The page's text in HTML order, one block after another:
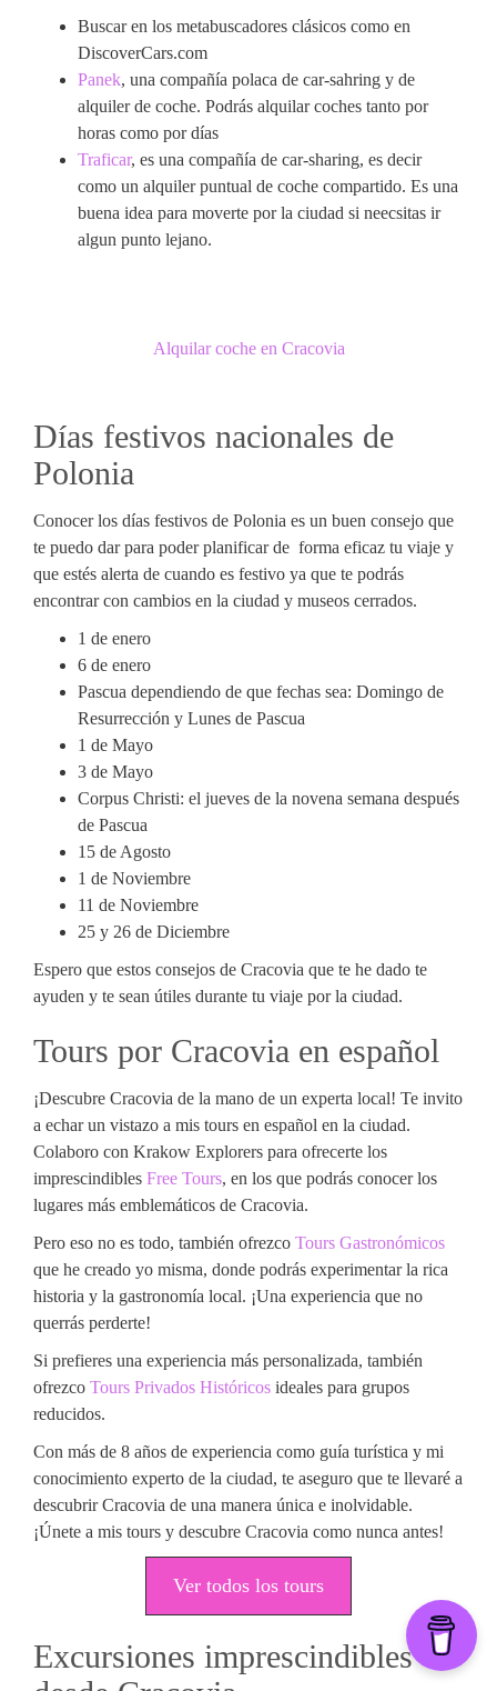
Buscar en los metabuscadores clásicos como en
DiscoverCars.com
Panek, una compañía polaca de car-sahring y de
alquiler de coche. Podrás alquilar coches tanto por
horas como por días
Traficar, es una compañía de car-sharing, es decir
como un alquiler puntual de coche compartido. Es una
buena idea para moverte por la ciudad si neecsitas ir
algun punto lejano.
Alquilar coche en Cracovia
Días festivos nacionales de
Polonia
Conocer los días festivos de Polonia es un buen consejo que
te puedo dar para poder planificar de forma eficaz tu viaje y
que estés alerta de cuando es festivo ya que te podrás
encontrar con cambios en la ciudad y museos cerrados.
1 de enero
6 de enero
Pascua dependiendo de que fechas sea: Domingo de
Resurrección y Lunes de Pascua
1 de Mayo
3 de Mayo
Corpus Christi: el jueves de la novena semana después
de Pascua
15 de Agosto
1 de Noviembre
11 de Noviembre
25 y 26 de Diciembre
Espero que estos consejos de Cracovia que te he dado te
ayuden y te sean útiles durante tu viaje por la ciudad.
Tours por Cracovia en español
¡Descubre Cracovia de la mano de un experta local! Te invito
a echar un vistazo a mis tours en español en la ciudad.
Colaboro con Krakow Explorers para ofrecerte los
imprescindibles Free Tours, en los que podrás conocer los
lugares más emblemáticos de Cracovia.
Pero eso no es todo, también ofrezco Tours Gastronómicos
que he creado yo misma, donde podrás experimentar la rica
historia y la gastronomía local. ¡Una experiencia que no
querrás perderte!
Si prefieres una experiencia más personalizada, también
ofrezco Tours Privados Históricos ideales para grupos
reducidos.
Con más de 8 años de experiencia como guía turística y mi
conocimiento experto de la ciudad, te aseguro que te llevaré a
descubrir Cracovia de una manera única e inolvidable.
¡Únete a mis tours y descubre Cracovia como nunca antes!
Ver todos los tours
Excursiones imprescindibles